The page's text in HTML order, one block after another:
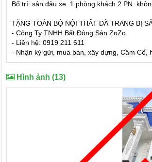
Bố trí: sân đậu xe. 1 phòng khách 2 PN.
TẶNG TOÀN BỘ NỘI THẤT ĐÃ TRANG BỊ
- Công Ty TNHH Bất Động Sản ZoZo
- Liên hệ: 0919 211 611
- Nhận ký gửi, mua bán, xây dựng, Cầm
Hình ảnh (13)